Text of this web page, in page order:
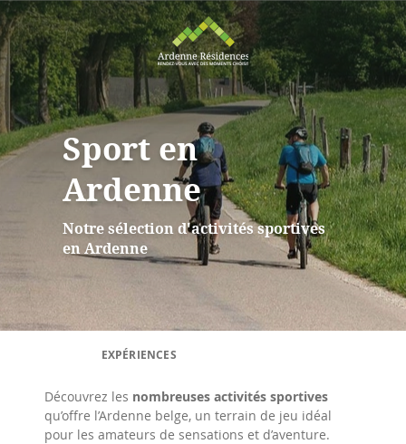
Sport en
Ardenne
Notre sélection d'activités sportives
en Ardenne
EXPÉRIENCES
Découvrez les nombreuses activités sportives
qu’offre l’Ardenne belge, un terrain de jeu idéal
pour les amateurs de sensations et d’aventure.